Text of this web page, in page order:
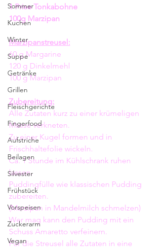
Sommer
Kuchen
Winter
Suppe
Getränke
Grillen
Fleischgerichte
Fingerfood
Aufstriche
Beilagen
Silvester
Frühstück
Vorspeisen
Zuckerarm
Vegan
1 Prise Tonkabohne
100g Marzipan
Marzipanstreusel:
60 g Margarine
120 g Dinkelmehl
100 g Marzipan
Zubereitung:
Alle Zutaten kurz zu einer krümeligen
Masse verkneten.
Zu einer Kugel formen und in
Frischhaltefolie wickeln.
Ca. 1 Stunde im Kühlschrank ruhen
lassen.
Puddingfülle wie klassischen Pudding
zubereiten.
(Marzipan in Mandelmilch schmelzen)
Wer mag kann den Pudding mit ein
Schuss Amaretto verfeinern.
Für die Streusel alle Zutaten in eine